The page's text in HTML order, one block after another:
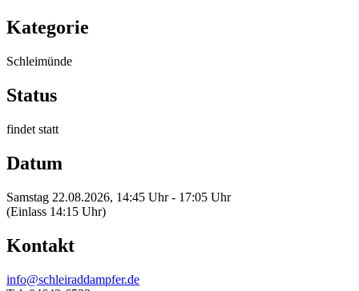
Kategorie
Schleimünde
Status
findet statt
Datum
Samstag 22.08.2026, 14:45 Uhr - 17:05 Uhr
(Einlass 14:15 Uhr)
Kontakt
info@schleiraddampfer.de